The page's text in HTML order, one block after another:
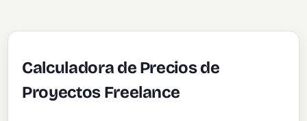
Calculadora de Precios de
Proyectos Freelance